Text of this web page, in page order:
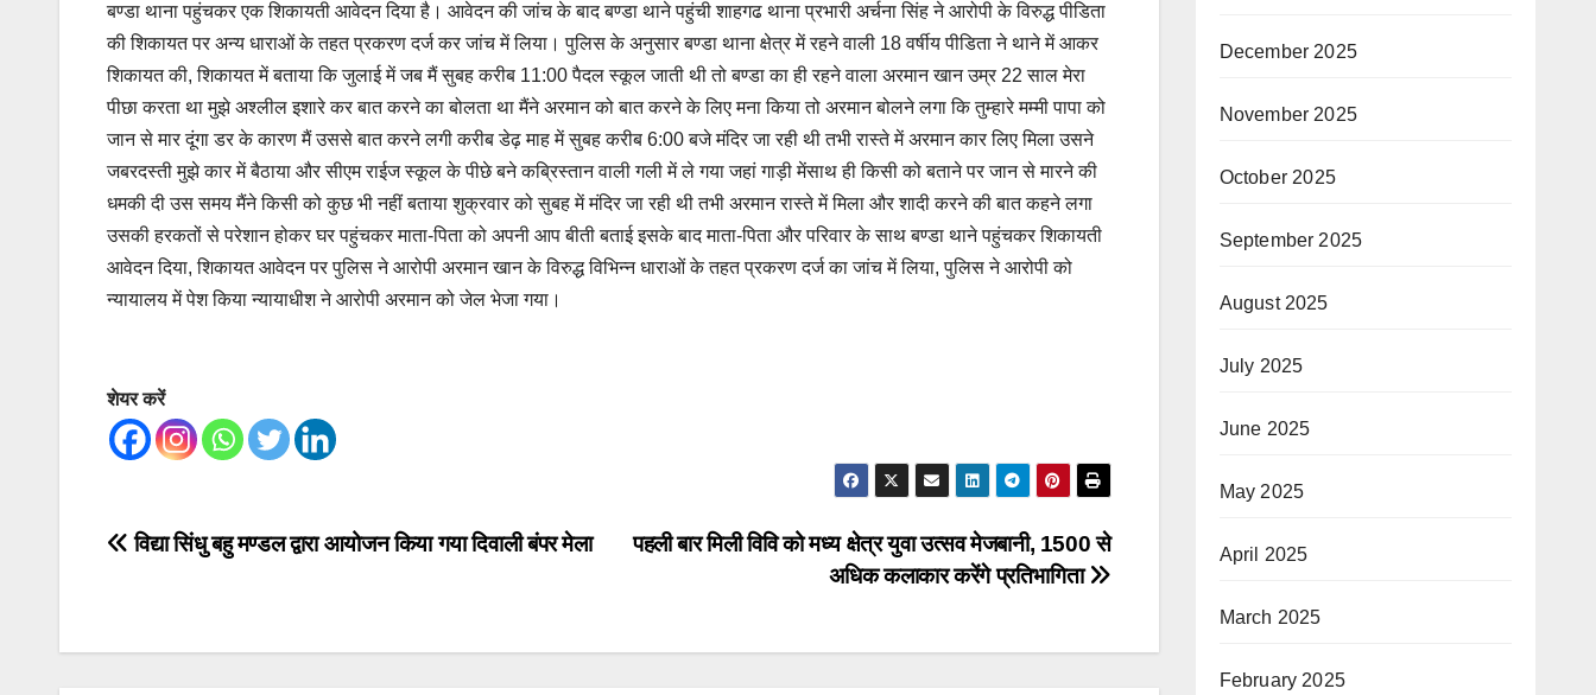
बण्डा थाना पहुंचकर एक शिकायती आवेदन दिया है। आवेदन की जांच के बाद बण्डा थाने पहुंची शाहगढ थाना प्रभारी अर्चना सिंह ने आरोपी के विरुद्ध पीडिता
की शिकायत पर अन्य धाराओं के तहत प्रकरण दर्ज कर जांच में लिया। पुलिस के अनुसार बण्डा थाना क्षेत्र में रहने वाली 18 वर्षीय पीडिता ने थाने में आकर
शिकायत की, शिकायत में बताया कि जुलाई में जब मैं सुबह करीब 11:00 पैदल स्कूल जाती थी तो बण्डा का ही रहने वाला अरमान खान उम्र 22 साल मेरा
पीछा करता था मुझे अश्लील इशारे कर बात करने का बोलता था मैंने अरमान को बात करने के लिए मना किया तो अरमान बोलने लगा कि तुम्हारे मम्मी पापा को
जान से मार दूंगा डर के कारण मैं उससे बात करने लगी करीब डेढ़ माह में सुबह करीब 6:00 बजे मंदिर जा रही थी तभी रास्ते में अरमान कार लिए मिला उसने
जबरदस्ती मुझे कार में बैठाया और सीएम राईज स्कूल के पीछे बने कब्रिस्तान वाली गली में ले गया जहां गाड़ी मेंसाथ ही किसी को बताने पर जान से मारने की
धमकी दी उस समय मैंने किसी को कुछ भी नहीं बताया शुक्रवार को सुबह में मंदिर जा रही थी तभी अरमान रास्ते में मिला और शादी करने की बात कहने लगा
उसकी हरकतों से परेशान होकर घर पहुंचकर माता-पिता को अपनी आप बीती बताई इसके बाद माता-पिता और परिवार के साथ बण्डा थाने पहुंचकर शिकायती
आवेदन दिया, शिकायत आवेदन पर पुलिस ने आरोपी अरमान खान के विरुद्ध विभिन्न धाराओं के तहत प्रकरण दर्ज का जांच में लिया, पुलिस ने आरोपी को
न्यायालय में पेश किया न्यायाधीश ने आरोपी अरमान को जेल भेजा गया।
शेयर करें
Post
पहली बार मिली विवि को मध्य क्षेत्र युवा उत्सव मेजबानी, 1500 से
अधिक कलाकार करेंगे प्रतिभागिता
विद्या सिंधु बहु मण्डल द्वारा आयोजन किया गया दिवाली बंपर मेला
December 2025
November 2025
October 2025
September 2025
August 2025
July 2025
June 2025
May 2025
April 2025
March 2025
February 2025